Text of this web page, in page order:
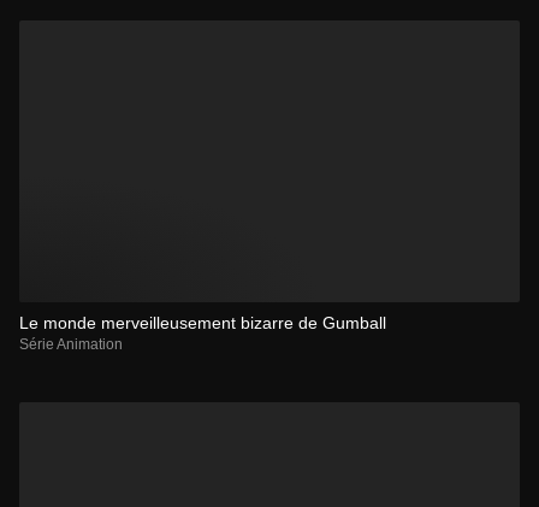
Le monde merveilleusement bizarre de Gumball
Série Animation